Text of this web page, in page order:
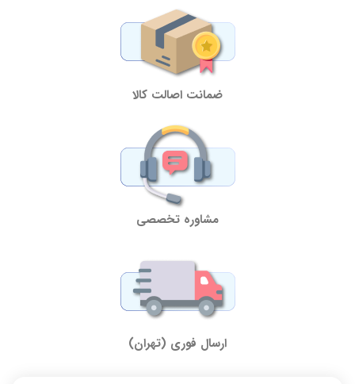
ضمانت اصالت کالا
مشاوره تخصصی
ارسال فوری (تهران)